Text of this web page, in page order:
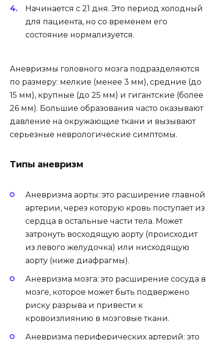
Начинается с 21 дня. Это период холодный
для пациента, но со временем его
состояние нормализуется.
Аневризмы головного мозга подразделяются
по размеру: мелкие (менее 3 мм), средние (до
15 мм), крупные (до 25 мм) и гигантские (более
26 мм). Большие образования часто оказывают
давление на окружающие ткани и вызывают
серьезные неврологические симптомы.
Типы аневризм
Аневризма аорты: это расширение главной
артерии, через которую кровь поступает из
сердца в остальные части тела. Может
затронуть восходящую аорту (происходит
из левого желудочка) или нисходящую
аорту (ниже диафрагмы).
Аневризма мозга: это расширение сосуда в
мозге, которое может быть подвержено
риску разрыва и привести к
кровоизлиянию в мозговые ткани.
Аневризма периферических артерий: это